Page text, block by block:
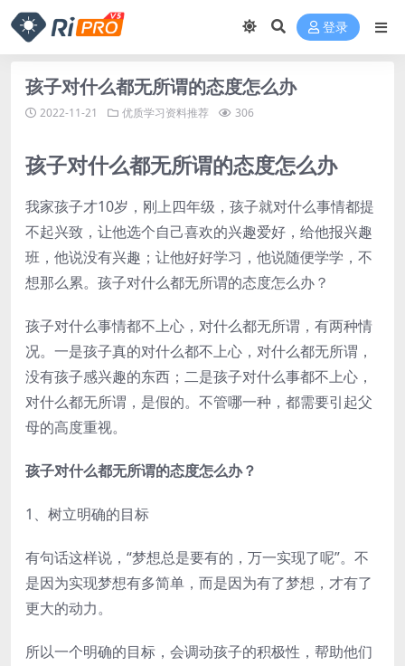
登录
孩子对什么都无所谓的态度怎么办
2022-11-21 优质学习资料推荐 306
孩子对什么都无所谓的态度怎么办
我家孩子才10岁，刚上四年级，孩子就对什么事情都提
不起兴致，让他选个自己喜欢的兴趣爱好，给他报兴趣
班，他说没有兴趣；让他好好学习，他说随便学学，不
想那么累。孩子对什么都无所谓的态度怎么办？
孩子对什么事情都不上心，对什么都无所谓，有两种情
况。一是孩子真的对什么都不上心，对什么都无所谓，
没有孩子感兴趣的东西；二是孩子对什么事都不上心，
对什么都无所谓，是假的。不管哪一种，都需要引起父
母的高度重视。
孩子对什么都无所谓的态度怎么办？
1、树立明确的目标
有句话这样说，“梦想总是要有的，万一实现了呢”。不
是因为实现梦想有多简单，而是因为有了梦想，才有了
更大的动力。
所以一个明确的目标，会调动孩子的积极性，帮助他们